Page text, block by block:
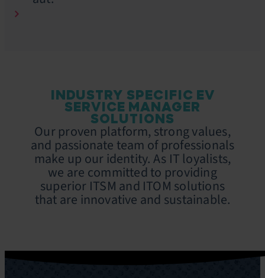
INDUSTRY SPECIFIC EV
SERVICE MANAGER
SOLUTIONS
Our proven platform, strong values,
and passionate team of professionals
make up our identity. As IT loyalists,
we are committed to providing
superior ITSM and ITOM solutions
that are innovative and sustainable.